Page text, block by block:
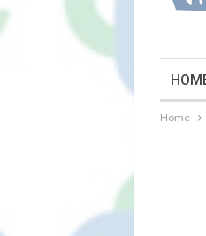
Home